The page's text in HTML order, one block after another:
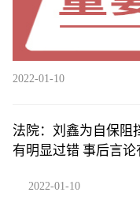
2022-01-10
法院：刘鑫为自保阻
有明显过错 事后言论
2022-01-10